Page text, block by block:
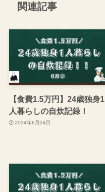
関連記事
【食費1.5万円】24歳独身1
人暮らしの自炊記録！
2024年6月24日